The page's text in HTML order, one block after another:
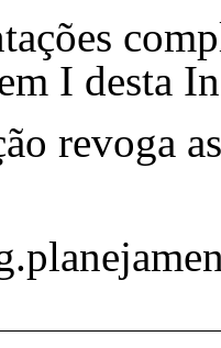
I desta
revoga